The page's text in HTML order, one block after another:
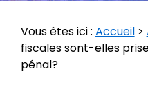
Vous êtes ici : Accueil>
fiscales sont-elles
pénal?